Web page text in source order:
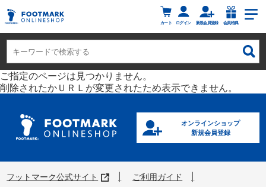
カート ログイン 新規会員登録 会員特典
ご指定のページは見つかりません。
削除されたかＵＲＬが変更されたため表示できません。
オンラインショップ
新規会員登録
フットマーク公式サイト
ご利用ガイド